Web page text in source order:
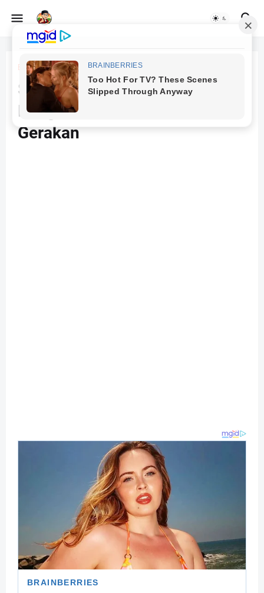
Beranda Psikologi
Senam Otak (Brain Gym) -
Pengertian, Manfaat dan
Gerakan